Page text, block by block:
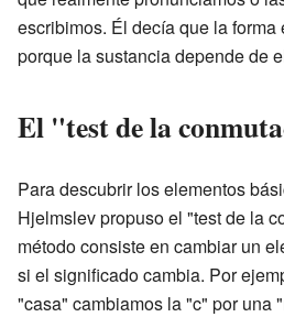
escribimos. Él decía que la forma
porque la sustancia depende de
El "test de la
Para descubrir los elementos
Hjelmslev propuso el "test de la
método consiste en cambiar un
si el significado cambia. Por
"casa" cambiamos la "c" por una